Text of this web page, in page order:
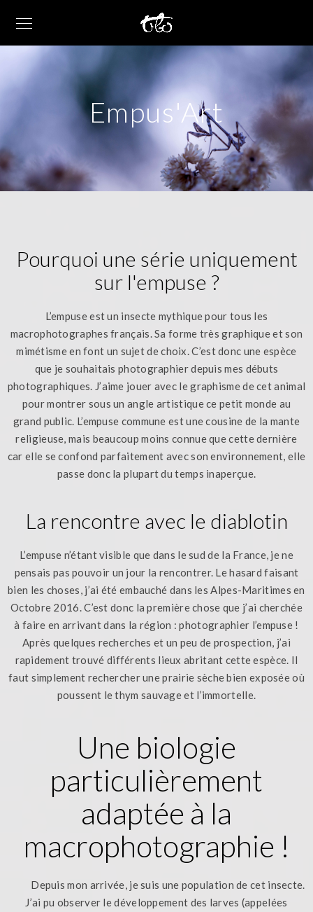
Empus'Art
Pourquoi une série uniquement
sur l'empuse ?
L’empuse est un insecte mythique pour tous les
macrophotographes français. Sa forme très graphique et son
mimétisme en font un sujet de choix. C’est donc une espèce
que je souhaitais photographier depuis mes débuts
photographiques. J’aime jouer avec le graphisme de cet animal
pour montrer sous un angle artistique ce petit monde au
grand public. L’empuse commune est une cousine de la mante
religieuse, mais beaucoup moins connue que cette dernière
car elle se confond parfaitement avec son environnement, elle
passe donc la plupart du temps inaperçue.
La rencontre avec le diablotin
L’empuse n’étant visible que dans le sud de la France, je ne
pensais pas pouvoir un jour la rencontrer. Le hasard faisant
bien les choses, j’ai été embauché dans les Alpes-Maritimes en
Octobre 2016. C’est donc la première chose que j’ai cherchée
à faire en arrivant dans la région : photographier l’empuse !
Après quelques recherches et un peu de prospection, j’ai
rapidement trouvé différents lieux abritant cette espèce. Il
faut simplement rechercher une prairie sèche bien exposée où
poussent le thym sauvage et l’immortelle.
Une biologie
particulièrement
adaptée à la
macrophotographie !
Depuis mon arrivée, je suis une population de cet insecte.
J’ai pu observer le développement des larves (appelées